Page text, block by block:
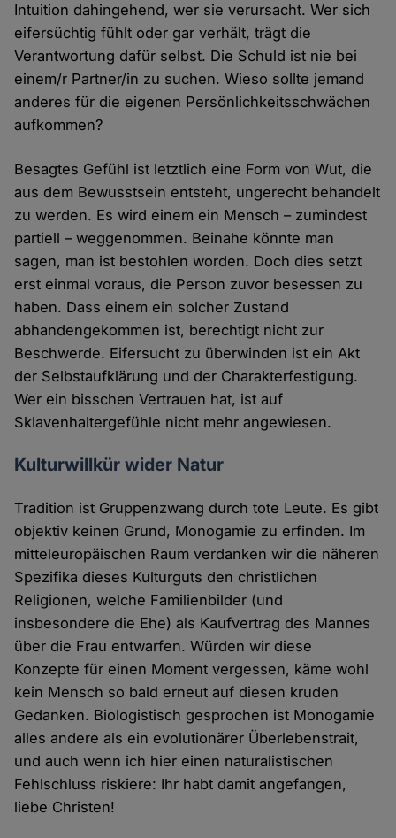
Intuition dahingehend, wer sie verursacht. Wer sich
eifersüchtig fühlt oder gar verhält, trägt die
Verantwortung dafür selbst. Die Schuld ist nie bei
einem/r Partner/in zu suchen. Wieso sollte jemand
anderes für die eigenen Persönlichkeitsschwächen
aufkommen?
Besagtes Gefühl ist letztlich eine Form von Wut, die
aus dem Bewusstsein entsteht, ungerecht behandelt
zu werden. Es wird einem ein Mensch – zumindest
partiell – weggenommen. Beinahe könnte man
sagen, man ist bestohlen worden. Doch dies setzt
erst einmal voraus, die Person zuvor besessen zu
haben. Dass einem ein solcher Zustand
abhandengekommen ist, berechtigt nicht zur
Beschwerde. Eifersucht zu überwinden ist ein Akt
der Selbstaufklärung und der Charakterfestigung.
Wer ein bisschen Vertrauen hat, ist auf
Sklavenhaltergefühle nicht mehr angewiesen.
Kulturwillkür wider Natur
Tradition ist Gruppenzwang durch tote Leute. Es gibt
objektiv keinen Grund, Monogamie zu erfinden. Im
mitteleuropäischen Raum verdanken wir die näheren
Spezifika dieses Kulturguts den christlichen
Religionen, welche Familienbilder (und
insbesondere die Ehe) als Kaufvertrag des Mannes
über die Frau entwarfen. Würden wir diese
Konzepte für einen Moment vergessen, käme wohl
kein Mensch so bald erneut auf diesen kruden
Gedanken. Biologistisch gesprochen ist Monogamie
alles andere als ein evolutionärer Überlebenstrait,
und auch wenn ich hier einen naturalistischen
Fehlschluss riskiere: Ihr habt damit angefangen,
liebe Christen!